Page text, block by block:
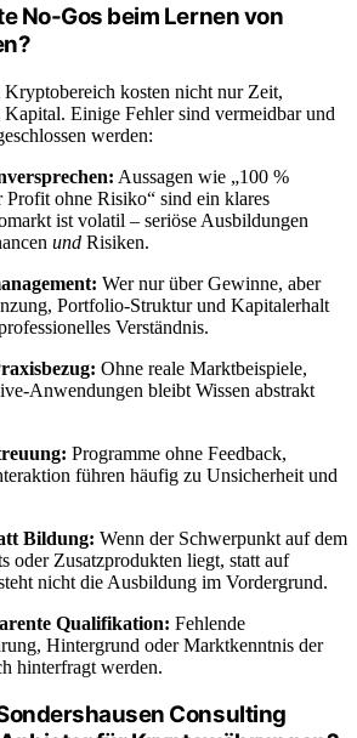
No-Gos beim Lernen von
Kryptobereich kosten nicht nur Zeit,
Kapital. Einige Fehler sind vermeidbar und
werden:
Aussagen wie „100 %
Profit ohne Risiko“ sind ein klares
ist volatil – seriöse Ausbildungen
und Risiken.
Wer nur über Gewinne, aber
Portfolio-Struktur und Kapitalerhalt
Verständnis.
Ohne reale Marktbeispiele,
Anwendungen bleibt Wissen abstrakt
Programme ohne Feedback,
führen häufig zu Unsicherheit und
Bildung: Wenn der Schwerpunkt auf dem
oder Zusatzprodukten liegt, statt auf
nicht die Ausbildung im Vordergrund.
Qualifikation: Fehlende
Hintergrund oder Marktkenntnis der
hinterfragt werden.
Consulting